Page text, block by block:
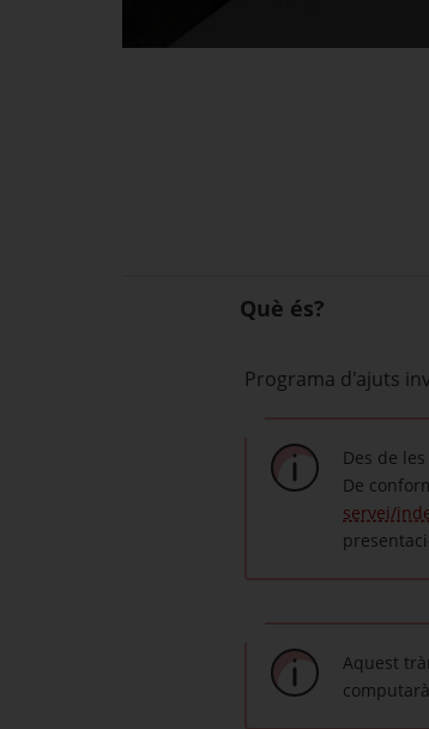
Què és?
Programa d'ajuts
Des de
De
servei/
Aquest